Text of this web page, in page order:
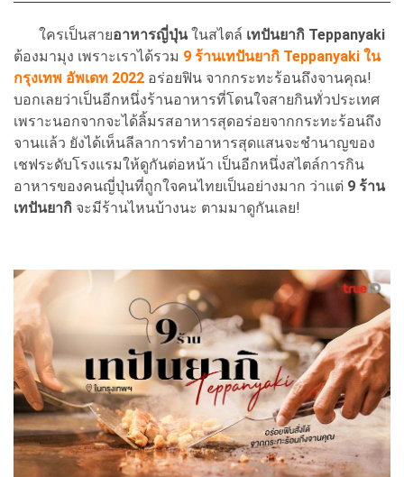
ใครเป็นสายอาหารญี่ปุ่นในสไตล์ เทปันยากิ Teppanyaki
ต้องมามุง เพราะเราได้รวม 9 ร้านเทปันยากิ Teppanyaki ใน
กรุงเทพ อัพเดท 2022 อร่อยฟิน จากกระทะร้อนถึงจานคุณ!
บอกเลยว่าเป็นอีกหนึ่งร้านอาหารที่โดนใจสายกินทั่วประเทศ
เพราะนอกจากจะได้ลิ้มรสอาหารสุดอร่อยจากกระทะร้อนถึง
จานแล้ว ยังได้เห็นลีลาการทำอาหารสุดแสนจะชำนาญของ
เชฟระดับโรงแรมให้ดูกันต่อหน้า เป็นอีกหนึ่งสไตล์การกิน
อาหารของคนญี่ปุ่นที่ถูกใจคนไทยเป็นอย่างมาก ว่าแต่ 9 ร้าน
เทปันยากิ จะมีร้านไหนบ้างนะ ตามมาดูกันเลย!